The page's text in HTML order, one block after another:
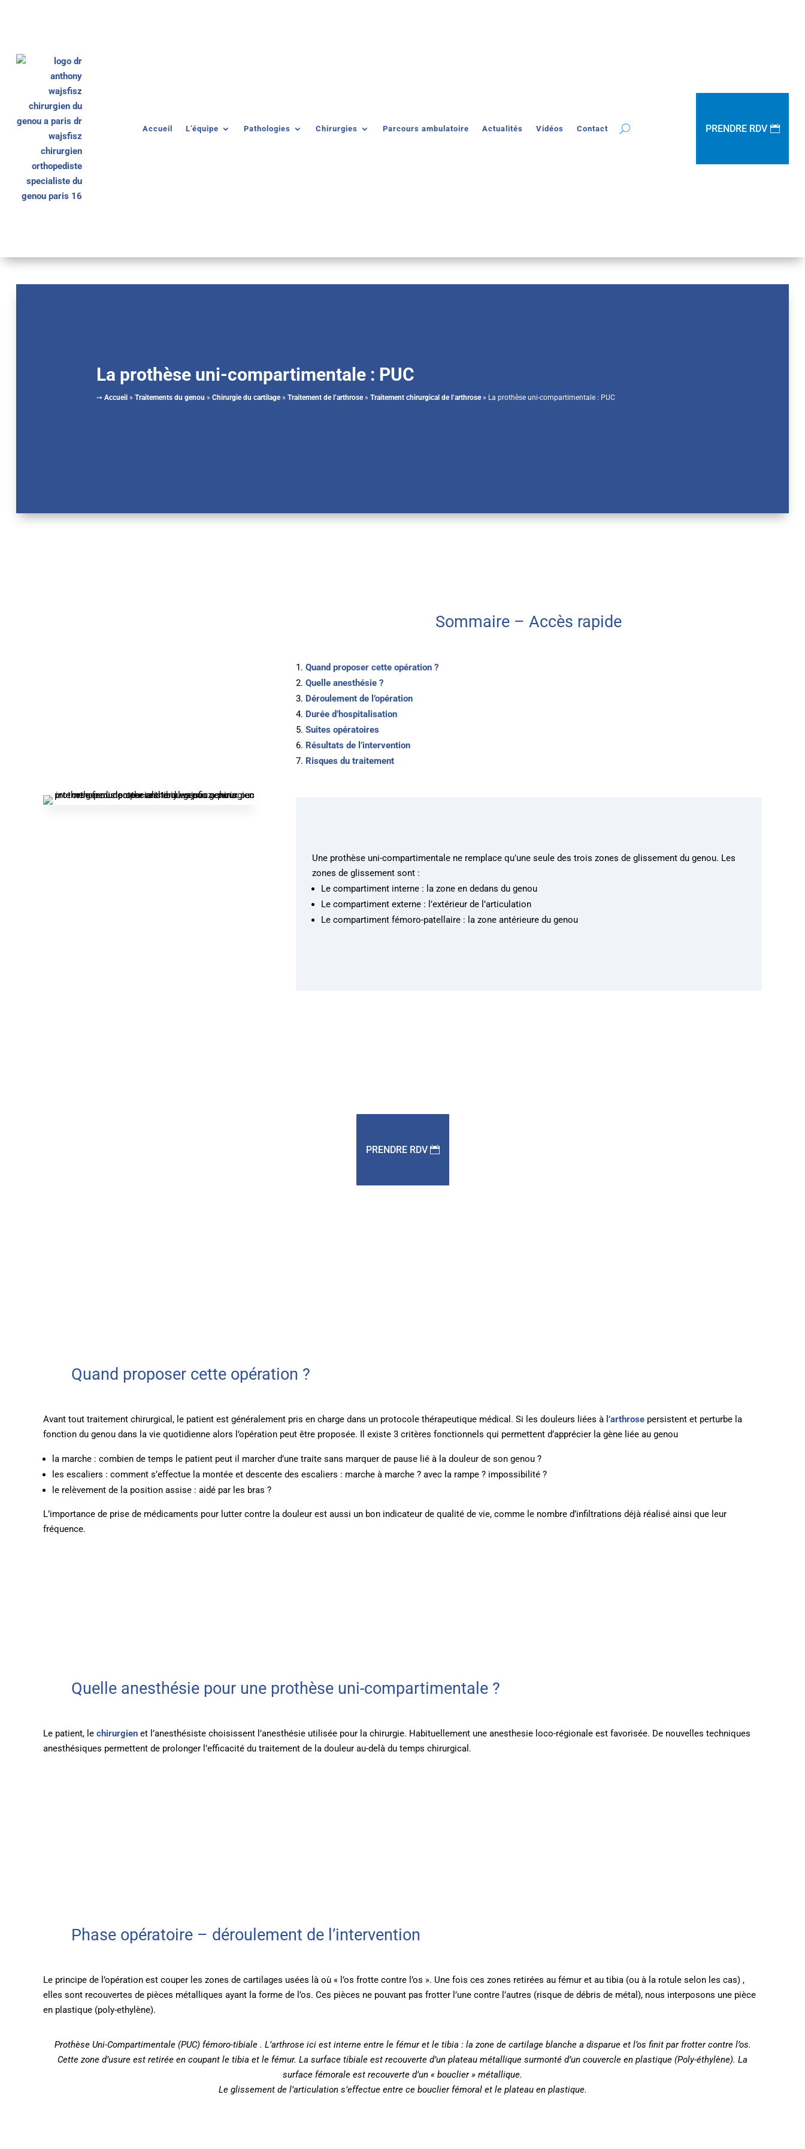
Accueil L’équipe Pathologies Chirurgies Parcours ambulatoire Actualités Vidéos Contact PRENDRE RDV
La prothèse uni-compartimentale : PUC
➙Accueil »Traitements du genou »Chirurgie du cartilage»Traitement de l’arthrose»Traitement chirurgical de l’arthrose» La prothèse uni-compartimentale : PUC
Sommaire – Accès rapide
Quand proposer cette opération ?
Quelle anesthésie ?
Déroulement de l’opération
Durée d’hospitalisation
Suites opératoires
Résultats de l’intervention
Risques du traitement
Une prothèse uni-compartimentale ne remplace qu’une seule des trois zones de glissement du genou. Les
zones de glissement sont :
Le compartiment interne : la zone en dedans du genou
Le compartiment externe : l’extérieur de l’articulation
Le compartiment fémoro-patellaire : la zone antérieure du genou
PRENDRE RDV
Quand proposer cette opération ?
Avant tout traitement chirurgical, le patient est généralement pris en charge dans un protocole thérapeutique médical. Si les douleurs liées à l’arthrose persistent et perturbe la
fonction du genou dans la vie quotidienne alors l’opération peut être proposée. Il existe 3 critères fonctionnels qui permettent d’apprécier la gène liée au genou
la marche : combien de temps le patient peut il marcher d’une traite sans marquer de pause lié à la douleur de son genou ?
les escaliers : comment s’effectue la montée et descente des escaliers : marche à marche ? avec la rampe ? impossibilité ?
le relèvement de la position assise : aidé par les bras ?
L’importance de prise de médicaments pour lutter contre la douleur est aussi un bon indicateur de qualité de vie, comme le nombre d’infiltrations déjà réalisé ainsi que leur
fréquence.
Quelle anesthésie pour une prothèse uni-compartimentale ?
Le patient, le chirurgien et l’anesthésiste choisissent l’anesthésie utilisée pour la chirurgie. Habituellement une anesthesie loco-régionale est favorisée. De nouvelles techniques
anesthésiques permettent de prolonger l’efficacité du traitement de la douleur au-delà du temps chirurgical.
Phase opératoire – déroulement de l’intervention
Le principe de l’opération est couper les zones de cartilages usées là où « l’os frotte contre l’os ». Une fois ces zones retirées au fémur et au tibia (ou à la rotule selon les cas) ,
elles sont recouvertes de pièces métalliques ayant la forme de l’os. Ces pièces ne pouvant pas frotter l’une contre l’autres (risque de débris de métal), nous interposons une pièce
en plastique (poly-ethylène).
Prothèse Uni-Compartimentale (PUC) fémoro-tibiale . L’arthrose ici est interne entre le fémur et le tibia : la zone de cartilage blanche a disparue et l’os finit par frotter contre l’os.
Cette zone d’usure est retirée en coupant le tibia et le fémur. La surface tibiale est recouverte d’un plateau métallique surmonté d’un couvercle en plastique (Poly-éthylène). La
surface fémorale est recouverte d’un « bouclier » métallique.
Le glissement de l’articulation s’effectue entre ce bouclier fémoral et le plateau en plastique.